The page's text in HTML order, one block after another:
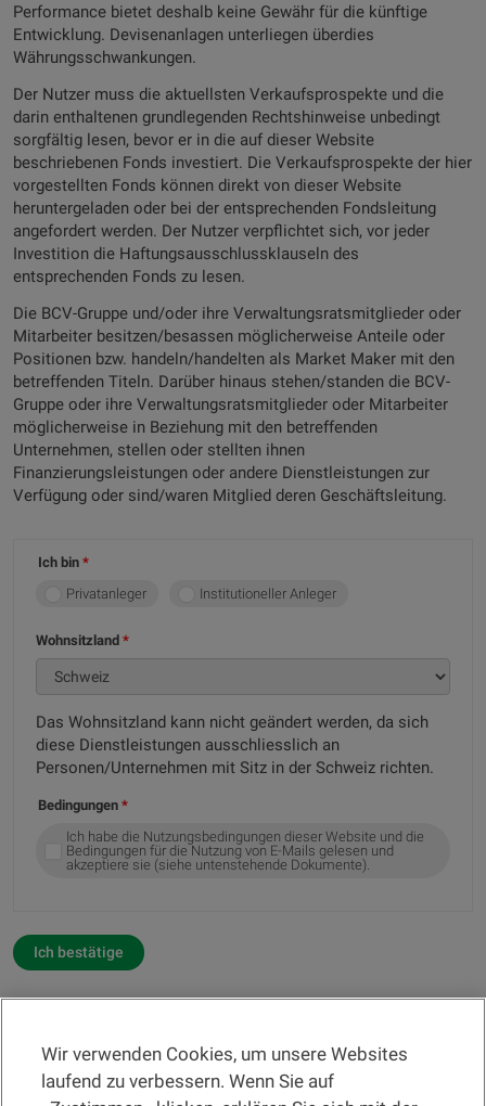
Performance bietet deshalb keine Gewähr für die künftige
Entwicklung. Devisenanlagen unterliegen überdies
Währungsschwankungen.
Der Nutzer muss die aktuellsten Verkaufsprospekte und die
darin enthaltenen grundlegenden Rechtshinweise unbedingt
sorgfältig lesen, bevor er in die auf dieser Website
beschriebenen Fonds investiert. Die Verkaufsprospekte der hier
vorgestellten Fonds können direkt von dieser Website
heruntergeladen oder bei der entsprechenden Fondsleitung
angefordert werden. Der Nutzer verpflichtet sich, vor jeder
Investition die Haftungsausschlussklauseln des
entsprechenden Fonds zu lesen.
Die BCV-Gruppe und/oder ihre Verwaltungsratsmitglieder oder
Mitarbeiter besitzen/besassen möglicherweise Anteile oder
Positionen bzw. handeln/handelten als Market Maker mit den
betreffenden Titeln. Darüber hinaus stehen/standen die BCV-
Gruppe oder ihre Verwaltungsratsmitglieder oder Mitarbeiter
möglicherweise in Beziehung mit den betreffenden
Unternehmen, stellen oder stellten ihnen
Finanzierungsleistungen oder andere Dienstleistungen zur
Verfügung oder sind/waren Mitglied deren Geschäftsleitung.
Ich bin
Privatanleger
Institutioneller Anleger
Wohnsitzland
Das Wohnsitzland kann nicht geändert werden, da sich
diese Dienstleistungen ausschliesslich an
Personen/Unternehmen mit Sitz in der Schweiz richten.
Bedingungen
Ich habe die Nutzungsbedingungen dieser Website und die
Bedingungen für die Nutzung von E-Mails gelesen und
akzeptiere sie (siehe untenstehende Dokumente).
Ich bestätige
RECHTSINFORMATION
Wir verwenden Cookies, um unsere Websites
laufend zu verbessern. Wenn Sie auf